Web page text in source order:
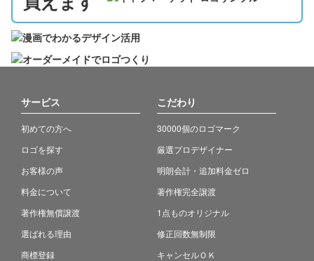
サービス
初めての方へ
ロゴを探す
お客様の声
料金について
著作権無償譲渡
選ばれる理由
商標登録
こだわり
30000個のロゴマーク
厳選プロデザイナー
明朗会計・追加料金ゼロ
著作権完全譲渡
1点ものオリジナル
修正回数無制限
キャンセルＯＫ